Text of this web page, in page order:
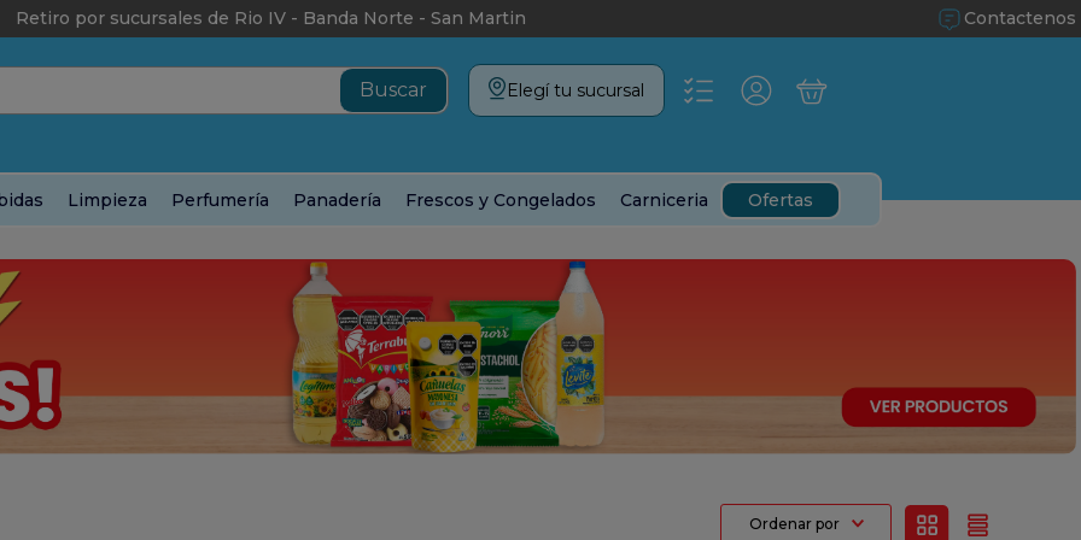
Retiro por sucursales de Rio IV - Banda Norte - San Martin Contactenos
Elegí tu sucursal
Limpieza Perfumería Panadería Frescos y Congelados Carniceria Ofertas
Ordenar por